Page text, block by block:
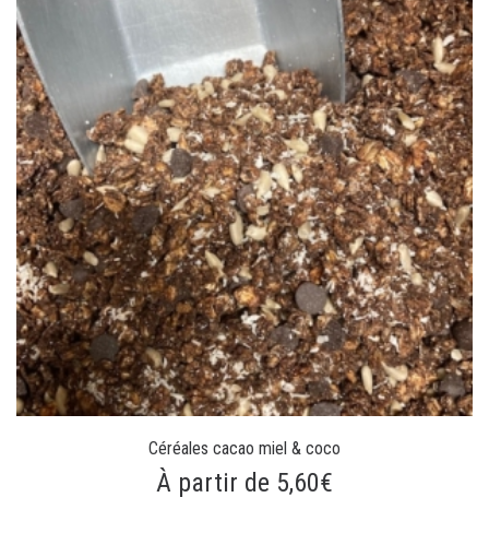
Céréales cacao miel & coco
À partir de 5,60€